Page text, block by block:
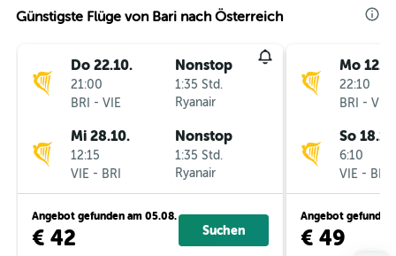
Günstigste Flüge von Bari nach Österreich
Do 22.10.
21:00
BRI
- VIE
Nonstop
1:35 Std.
Ryanair
Mi 28.10.
12:15
VIE - BRI
Nonstop
1:35 Std.
Ryanair
Angebot gefunden am 05.08.
€ 42 Suchen
Mo
22:10
BRI
- VIE
So
6:10
VIE - BRI
Angebot gefunden
€ 49